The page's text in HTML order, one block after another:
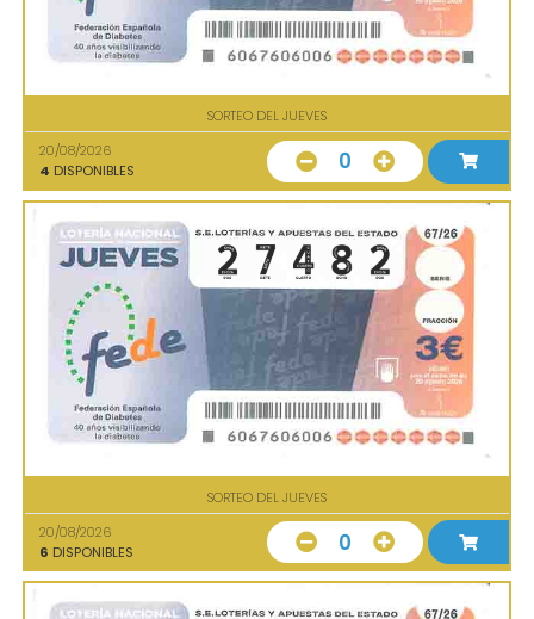
SORTEO DEL JUEVES
20/08/2026
4 DISPONIBLES 0
SORTEO DEL JUEVES
20/08/2026
6 DISPONIBLES 0